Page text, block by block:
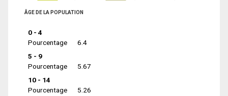
ÂGE DE LA POPULATION
0 - 4
Pourcentage
6.4
5 - 9
Pourcentage
5.67
10 - 14
Pourcentage
5.26